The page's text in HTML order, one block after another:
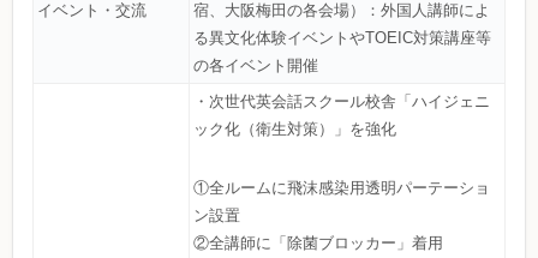
イベント・交流
宿、大阪梅田の各会場）：外国人講師によ
る異文化体験イベントやTOEIC対策講座等
の各イベント開催
・次世代英会話スクール校舎「ハイジェニ
ック化（衛生対策）」を強化
①全ルームに飛沫感染用透明パーテーショ
ン設置
②全講師に「除菌ブロッカー」着用